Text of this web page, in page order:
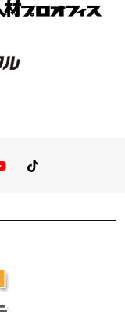
You TubeTikTok